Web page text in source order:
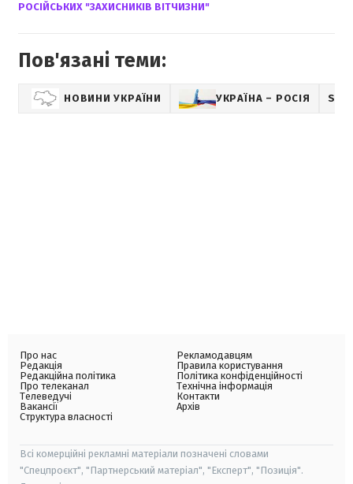
РОСІЙСЬКИХ "ЗАХИСНИКІВ ВІТЧИЗНИ"
Пов'язані теми:
НОВИНИ УКРАЇНИ УКРАЇНА – РОСІЯ
Про нас
Редакція
Редакційна політика
Про телеканал
Телеведучі
Вакансії
Структура власності
Рекламодавцям
Правила користування
Політика конфіденційності
Технічна інформація
Контакти
Архів
Всі комерційні рекламні матеріали позначені словами
"Спецпроєкт", "Партнерський матеріал", "Експерт", "Позиція".